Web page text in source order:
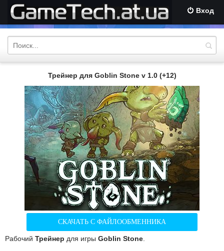
Вход
Трейнер для Goblin Stone v 1.0 (+12)
СКАЧАТЬ С ФАЙЛООБМЕННИКА
Рабочий Трейнер для игры Goblin Stone